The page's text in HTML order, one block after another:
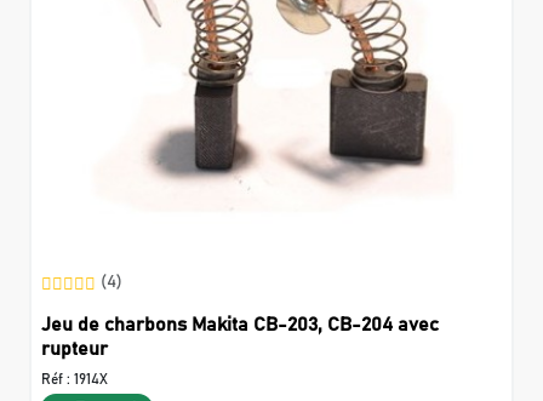
(4)
Jeu de charbons Makita CB-203, CB-204 avec
rupteur
Réf : 1914X